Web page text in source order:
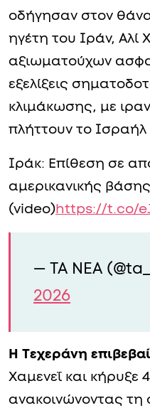
οδήγησαν στον
ηγέτη του Ιράν, Αλί
αξιωματούχων
εξελίξεις
κλιμάκωσης, με
πλήττουν το
Ιράκ: Επίθεση σε
αμερικανικής
(video)https://t.co/
— TA NEA
2026
Η Τεχεράνη
Χαμενεΐ και κήρυξε
ανακοινώνοντας τη